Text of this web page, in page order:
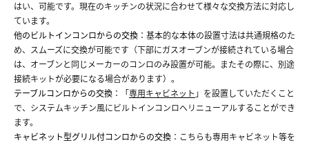
はい、可能です。現在のキッチンの状況に合わせて様々な交換方法に対応し
ています。
他のビルトインコンロからの交換 ：基本的な本体の設置寸法は共通規格のた
め、スムーズに交換が可能です（下部にガスオーブンが接続されている場合
は、オーブンと同じメーカーのコンロのみ設置が可能。またその際に、別途
接続キットが必要になる場合があります）。
テーブルコンロからの交換 ：「専用キャビネット 」を設置していただくこと
で、システムキッチン風にビルトインコンロへリニューアルすることができ
ます。
キャビネット型グリル付コンロからの交換 ：こちらも専用キャビネット等を